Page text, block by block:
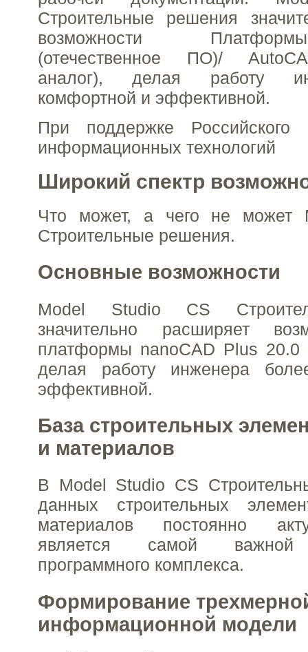
Строительные решения
возможности
(отечественное ПО)/
аналог), делая работу
комфортной и эффективной.
При поддержке Российского
информационных технологий
Широкий спектр
Что может, а чего не может
Строительные решения.
Основные возможности
Model Studio CS
значительно расширяет
платформы nanoCAD Plus 20.0
делая работу инженера
эффективной.
База строительных
и материалов
В Model Studio CS
данных строительных
материалов постоянно
является самой важной
программного комплекса.
Формирование
информационной модели